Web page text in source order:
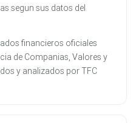
segun sus datos del
financieros oficiales
de Companias, Valores y
y analizados por TFC